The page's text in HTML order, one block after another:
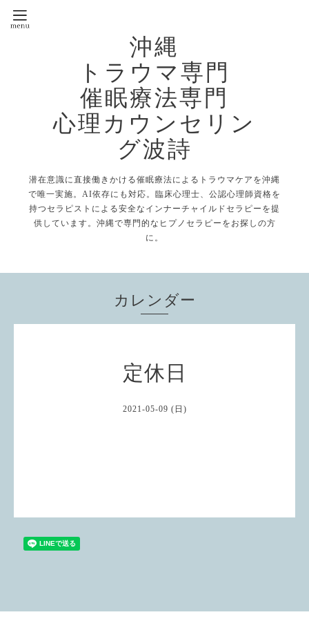
沖縄
トラウマ専門
催眠療法専門
心理カウンセリン
グ波詩
潜在意識に直接働きかける催眠療法によるトラウマケアを沖縄
で唯一実施。AI依存にも対応。臨床心理士、公認心理師資格を
持つセラピストによる安全なインナーチャイルドセラピーを提
供しています。沖縄で専門的なヒプノセラピーをお探しの方
に。
カレンダー
定休日
2021-05-09 (日)